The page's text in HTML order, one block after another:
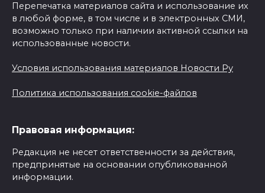
Перепечатка материалов сайта и использование их
в любой форме, в том числе и в электронных СМИ,
возможно только при наличии активной ссылки на
использованные новости.
Условия использования материалов Новости Ру
Политика использования cookie-файлов
Правовая информация:
Редакция не несет ответственности за действия,
предпринятые на основании опубликованной
информации.